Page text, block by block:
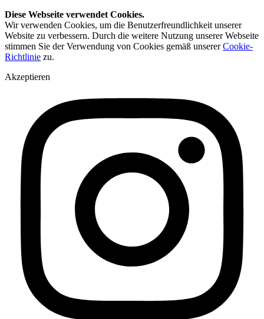
Diese Webseite verwendet Cookies.
Wir verwenden Cookies, um die Benutzerfreundlichkeit unserer
Website zu verbessern. Durch die weitere Nutzung unserer Webseite
stimmen Sie der Verwendung von Cookies gemäß unsererCookie-
Richtlinie zu.
Akzeptieren